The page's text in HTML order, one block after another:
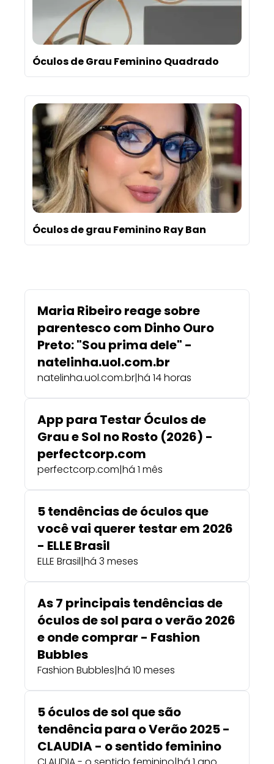
Óculos de Grau Feminino Quadrado
Óculos de grau Feminino Ray Ban
Maria Ribeiro reage sobre
parentesco com Dinho Ouro
Preto: "Sou prima dele" -
natelinha.uol.com.br
natelinha.uol.com.br|há 14 horas
App para Testar Óculos de
Grau e Sol no Rosto (2026) -
perfectcorp.com
perfectcorp.com|há 1 mês
5 tendências de óculos que
você vai querer testar em 2026
- ELLE Brasil
ELLE Brasil|há 3 meses
As 7 principais tendências de
óculos de sol para o verão 2026
e onde comprar - Fashion
Bubbles
Fashion Bubbles|há 10 meses
5 óculos de sol que são
tendência para o Verão 2025 -
CLAUDIA - o sentido feminino